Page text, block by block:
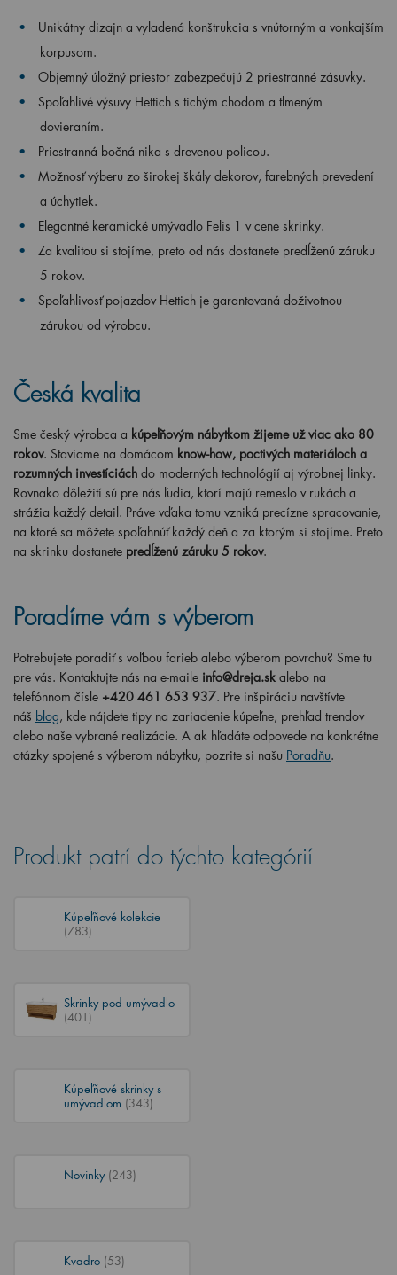
Unikátny dizajn a vyladená konštrukcia s vnútorným a vonkajším
korpusom.
Objemný úložný priestor zabezpečujú 2 priestranné zásuvky.
Spoľahlivé výsuvy Hettich s tichým chodom a tlmeným
dovieraním.
Priestranná bočná nika s drevenou policou.
Možnosť výberu zo širokej škály dekorov, farebných prevedení
a úchytiek.
Elegantné keramické umývadlo Felis 1 v cene skrinky.
Za kvalitou si stojíme, preto od nás dostanete predĺženú záruku
5 rokov.
Spoľahlivosť pojazdov Hettich je garantovaná doživotnou
zárukou od výrobcu.
Česká kvalita
Sme český výrobca a kúpeľňovým nábytkom žijeme už viac ako 80
rokov. Staviame na domácom know-how, poctivých materiáloch a
rozumných investíciách do moderných technológií aj výrobnej linky.
Rovnako dôležití sú pre nás ľudia, ktorí majú remeslo v rukách a
strážia každý detail. Práve vďaka tomu vzniká precízne spracovanie,
na ktoré sa môžete spoľahnúť každý deň a za ktorým si stojíme. Preto
na skrinku dostanete predĺženú záruku 5 rokov.
Poradíme vám s výberom
Potrebujete poradiť s voľbou farieb alebo výberom povrchu? Sme tu
pre vás. Kontaktujte nás na e-maile info@dreja.sk alebo na
telefónnom čísle +420 461 653 937. Pre inšpiráciu navštívte
náš blog, kde nájdete tipy na zariadenie kúpeľne, prehľad trendov
alebo naše vybrané realizácie. A ak hľadáte odpovede na konkrétne
otázky spojené s výberom nábytku, pozrite si našu Poradňu.
Produkt patrí do týchto kategórií
Kúpeľňové kolekcie
(783)
Skrinky pod umývadlo
(401)
Kúpeľňové skrinky s
umývadlom (343)
Novinky (243)
Kvadro (53)